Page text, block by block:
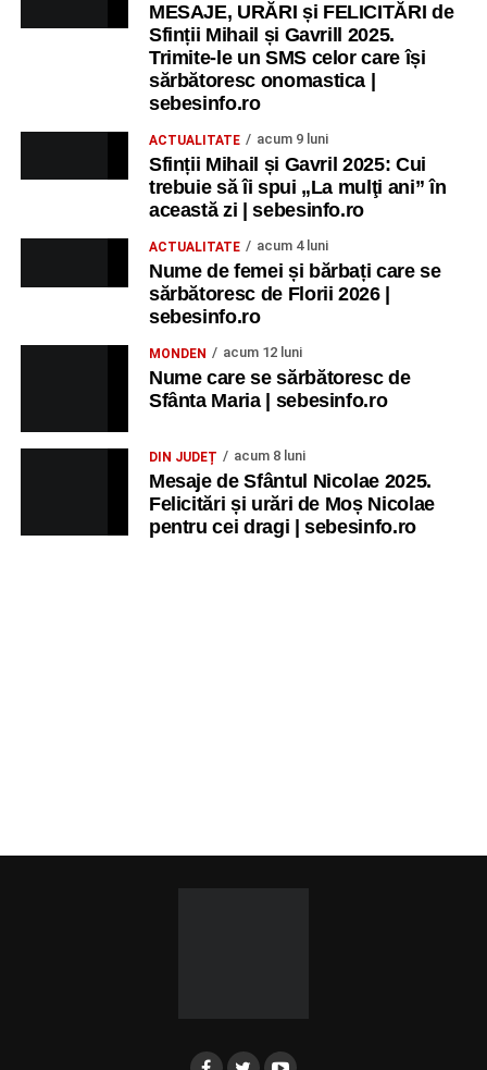
MESAJE, URĂRI și FELICITĂRI de
Sfinții Mihail și Gavrill 2025.
Trimite-le un SMS celor care își
sărbătoresc onomastica |
sebesinfo.ro
ACTUALITATE acum 9 luni
Sfinții Mihail și Gavril 2025: Cui
trebuie să îi spui „La mulţi ani” în
această zi | sebesinfo.ro
ACTUALITATE acum 4 luni
Nume de femei și bărbați care se
sărbătoresc de Florii 2026 |
sebesinfo.ro
MONDEN acum 12 luni
Nume care se sărbătoresc de
Sfânta Maria | sebesinfo.ro
DIN JUDEȚ acum 8 luni
Mesaje de Sfântul Nicolae 2025.
Felicitări și urări de Moș Nicolae
pentru cei dragi | sebesinfo.ro